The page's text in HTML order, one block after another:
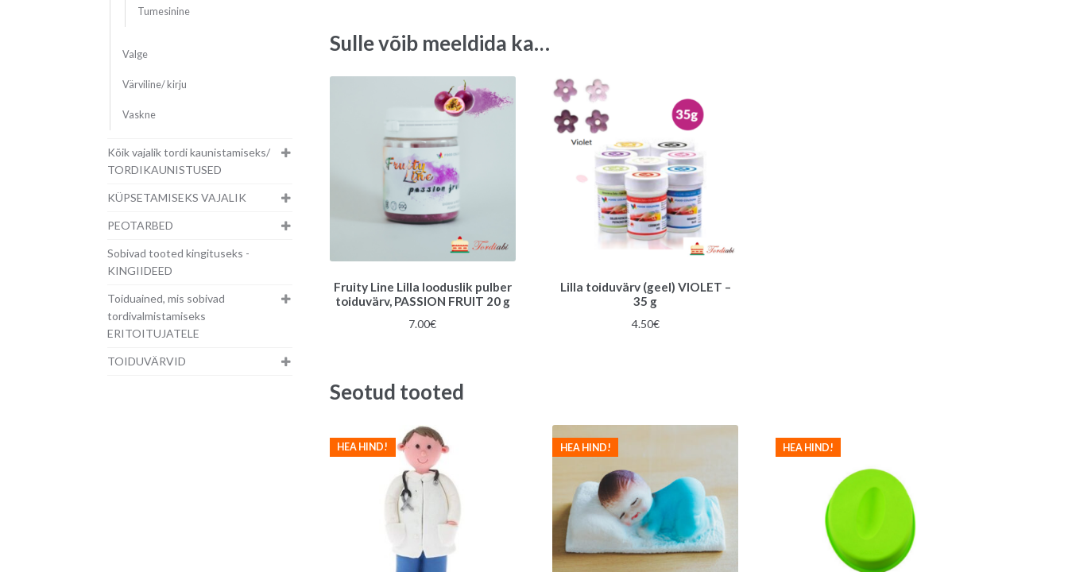
Sulle võib meeldida ka…
Fruity Line Lilla looduslik pulber
toiduvärv, PASSION FRUIT 20 g
7.00€
Lilla toiduvärv (geel) VIOLET –
35 g
4.50€
Seotud tooted
HEA HIND! HEA HIND! HEA HIND!
Tumesinine
Valge
Värviline/ kirju
Vaskne
Kõik vajalik tordi kaunistamiseks/
TORDIKAUNISTUSED
KÜPSETAMISEKS VAJALIK
PEOTARBED
Sobivad tooted kingituseks -
KINGIIDEED
Toiduained, mis sobivad
tordivalmistamiseks
ERITOITUJATELE
TOIDUVÄRVID